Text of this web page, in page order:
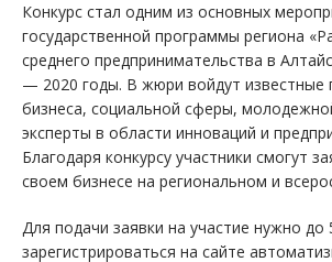
Конкурс стал одним из основных
государственной программы региона
среднего предпринимательства в
— 2020 годы. В жюри войдут известные
бизнеса, социальной сферы,
эксперты в области инноваций и
Благодаря конкурсу участники смогут
своем бизнесе на региональном и
Для подачи заявки на участие нужно до
зарегистрироваться на сайте